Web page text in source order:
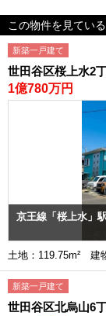
この物件を見てい
新築一戸建て
世田谷区桜上水
1億780万円
京王線「桜上水」
土地：119.75m² 建
新築一戸建て
世田谷区北烏山